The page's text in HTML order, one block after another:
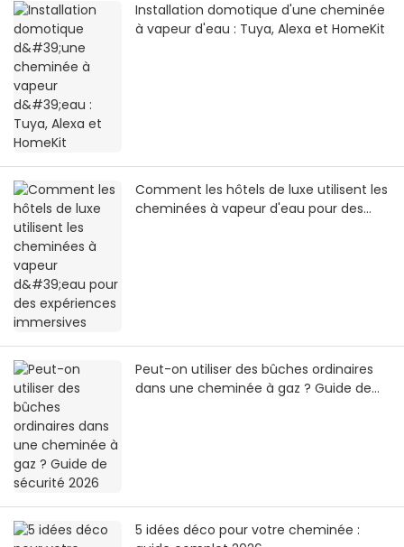
Installation domotique d'une cheminée
à vapeur d'eau : Tuya, Alexa et HomeKit
Comment les hôtels de luxe utilisent les
cheminées à vapeur d'eau pour des
Peut-on utiliser des bûches ordinaires
dans une cheminée à gaz ? Guide de
5 idées déco pour votre cheminée :